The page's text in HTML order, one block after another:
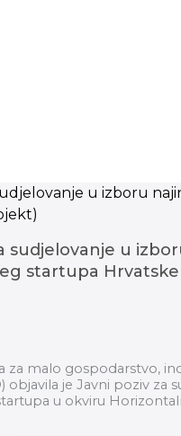
sudjelovanje u
startupa
za malo gospodarstvo,
objavila je Javni poziv za
u okviru